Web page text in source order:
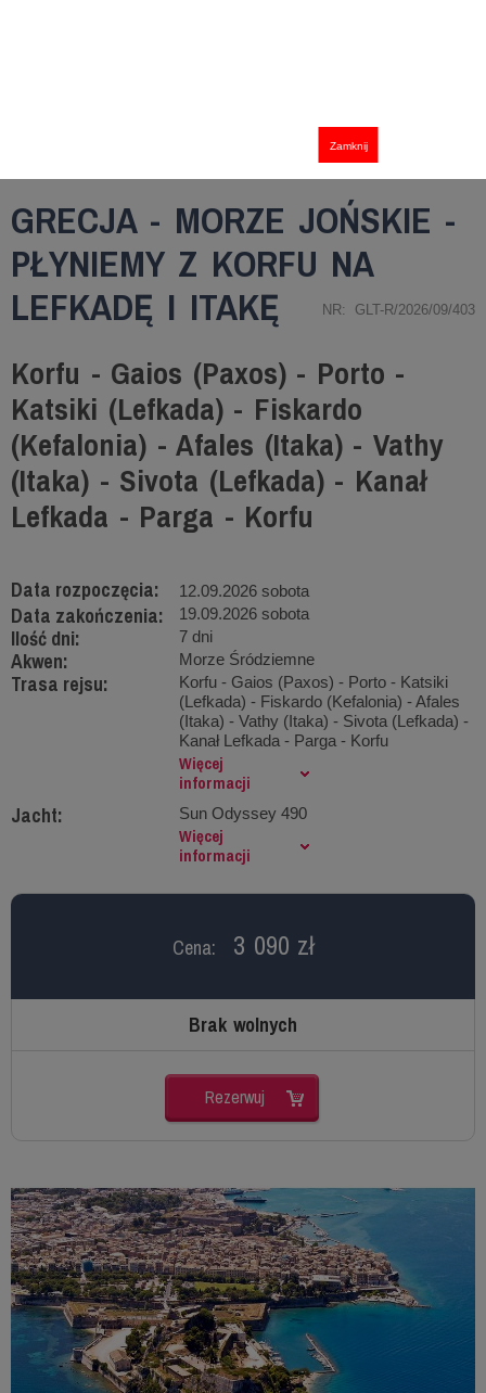
Zamknij
GRECJA - MORZE JOŃSKIE -
PŁYNIEMY Z KORFU NA
LEFKADĘ I ITAKĘ
NR: GLT-R/2026/09/403
Korfu - Gaios (Paxos) - Porto -
Katsiki (Lefkada) - Fiskardo
(Kefalonia) - Afales (Itaka) - Vathy
(Itaka) - Sivota (Lefkada) - Kanał
Lefkada - Parga - Korfu
Data rozpoczęcia: 12.09.2026 sobota
Data zakończenia: 19.09.2026 sobota
Ilość dni: 7 dni
Akwen: Morze Śródziemne
Trasa rejsu:
Korfu - Gaios (Paxos) - Porto - Katsiki
(Lefkada) - Fiskardo (Kefalonia) - Afales
(Itaka) - Vathy (Itaka) - Sivota (Lefkada) -
Kanał Lefkada - Parga - Korfu
Więcej
informacji
Jacht: Sun Odyssey 490
Więcej
informacji
Cena: 3 090 zł
Brak wolnych
Rezerwuj